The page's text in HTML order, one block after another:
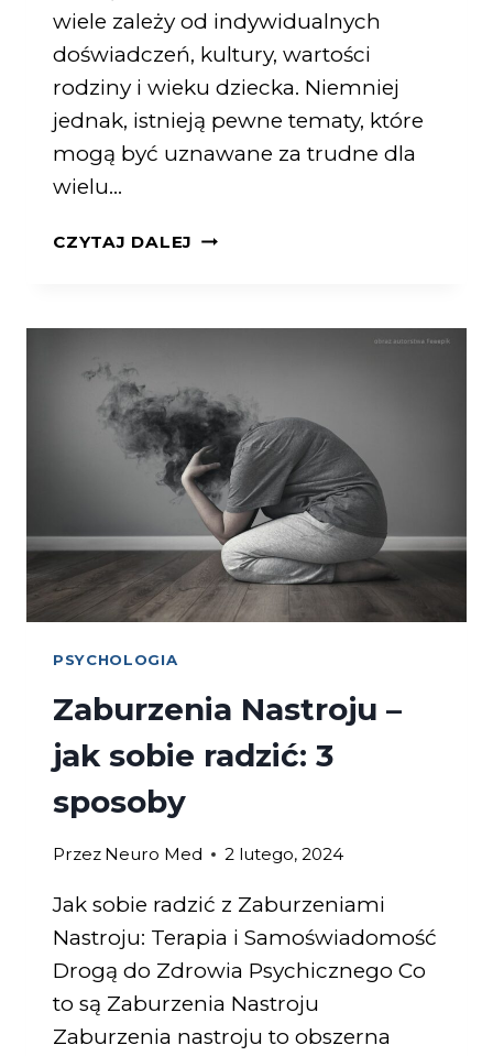
wiele zależy od indywidualnych
doświadczeń, kultury, wartości
rodziny i wieku dziecka. Niemniej
jednak, istnieją pewne tematy, które
mogą być uznawane za trudne dla
wielu…
CZYTAJ DALEJ
PSYCHOLOGIA
Zaburzenia Nastroju –
jak sobie radzić: 3
sposoby
Przez Neuro Med 2 lutego, 2024
Jak sobie radzić z Zaburzeniami
Nastroju: Terapia i Samoświadomość
Drogą do Zdrowia Psychicznego Co
to są Zaburzenia Nastroju
Zaburzenia nastroju to obszerna